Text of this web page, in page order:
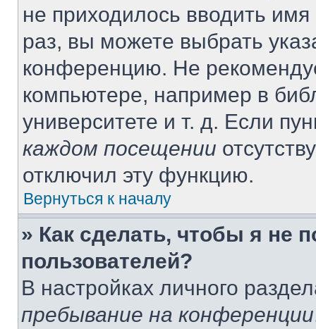
не приходилось вводить
раз, вы можете выбрать
конференцию. Не
компьютере, например в
университете и т. д. Если
каждом посещении
отключил эту функцию.
Вернуться к началу
» Как сделать, чтобы я не
пользователей?
В настройках личного
пребывание на конференции